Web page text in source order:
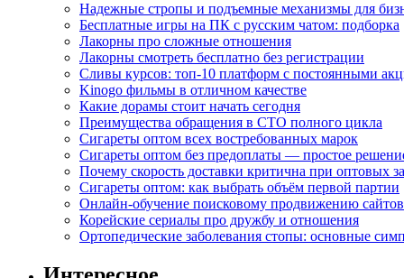
Надежные стропы и подъемные механизмы для
Бесплатные игры на ПК с русским чатом: подборка
Лакорны про сложные отношения
Лакорны смотреть бесплатно без регистрации
Сливы курсов: топ-10 платформ с постоянными
Kinogo фильмы в отличном качестве
Какие дорамы стоит начать сегодня
Преимущества обращения в СТО полного цикла
Сигареты оптом всех востребованных марок
Сигареты оптом без предоплаты — простое
Почему скорость доставки критична при оптовых
Сигареты оптом: как выбрать объём первой партии
Онлайн-обучение поисковому продвижению сайтов
Корейские сериалы про дружбу и отношения
Ортопедические заболевания стопы: основные